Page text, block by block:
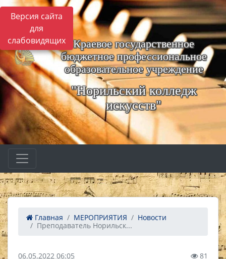
Версия сайта
для
слабовидящих
Краевое государственное
бюджетное профессиональное
образовательное учреждение
"Норильский колледж
искусств"
Главная МЕРОПРИЯТИЯ
Новости
Преподаватель Норильск...
06.05.2022 06:05 81